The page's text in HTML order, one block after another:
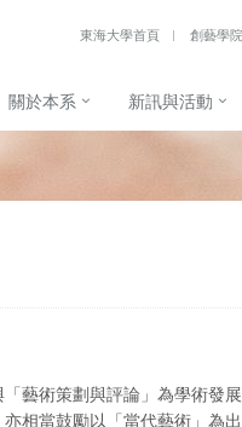
東海大學首頁 創藝學院
關於本系 新訊與活動
藝術策劃與評論」為學術發
相當鼓勵以「當代藝術」為